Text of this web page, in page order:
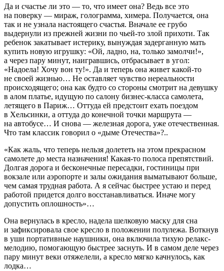
Да и счастье ли это — то, что имеет она? Ведь все это
на поверку — мираж, голограмма, химера. Получается, она
так и не узнала настоящего счастья. Вначале ее грубо
выдернули из прежней жизни по чьей-то злой прихоти. Так
ребенок закатывает истерику, вынуждая задерганную мать
купить новую игрушку: «Ой, ладно, на, только замолчи!»,
а через пару минут, наигравшись, отбрасывает в угол:
«Надоела! Хочу вон ту!». Да и теперь она живет какой-то
не своей жизнью… Не оставляет чувство нереальности
происходящего; она как будто со стороны смотрит на девушку
в алом платье, идущую по салону бизнес-класса самолета,
летящего в Париж… Оттуда ей предстоит ехать поездом
в Хельсинки, а оттуда до конечной точки маршрута —
на автобусе… И снова — железная дорога, уже отечественная.
Что там классик говорил о «дыме Отечества»?..
«Как жаль, что теперь нельзя долететь на этом прекрасном
самолете до места назначения! Какая-то полоса препятствий.
Долгая дорога и бесконечные пересадки, гостиницы при
вокзале или аэропорте и залы ожидания выматывают больше,
чем самая трудная работа. А я сейчас быстрее устаю и перед
работой придется долго восстанавливаться. Иначе могу
допустить оплошность»…
Она вернулась в кресло, надела шелковую маску для сна
и зафиксировала свое кресло в положении полулежа. Воткнув
в уши портативные наушники, она включила тихую релакс-
мелодию, помогающую быстрее заснуть. И в самом деле через
пару минут веки отяжелели, а кресло мягко качнулось, как
лодка…